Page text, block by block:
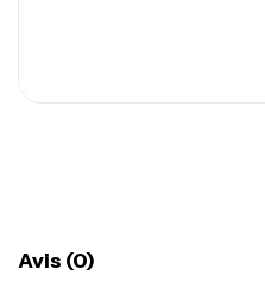
Avis (0)